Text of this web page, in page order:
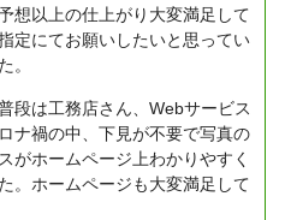
想以上の仕上がり大変満足して
定にてお願いしたいと思ってい
。
段は工務店さん、Webサービス
ナ禍の中、下見が不要で写真の
がホームページ上わかりやすく
。ホームページも大変満足して